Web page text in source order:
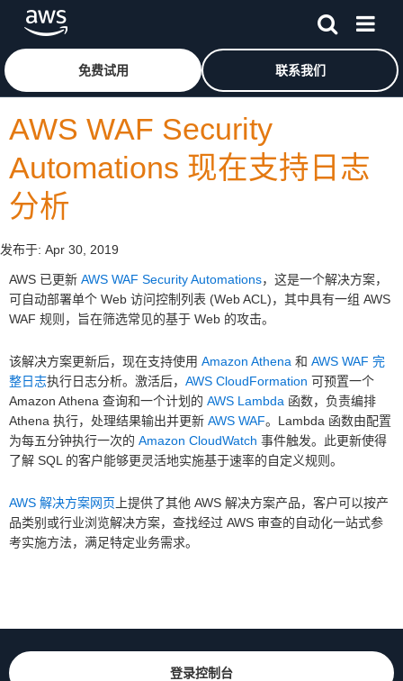
跳至主要内容
免费试用 联系我们
AWS WAF Security
Automations 现在支持日志
分析
发布于: Apr 30, 2019
AWS 已更新 AWS WAF Security Automations，这是一个解决方案，
可自动部署单个 Web 访问控制列表 (Web ACL)，其中具有一组 AWS
WAF 规则，旨在筛选常见的基于 Web 的攻击。
该解决方案更新后，现在支持使用 Amazon Athena 和 AWS WAF 完
整日志执行日志分析。激活后， AWS CloudFormation 可预置一个
Amazon Athena 查询和一个计划的 AWS Lambda 函数，负责编排
Athena 执行，处理结果输出并更新 AWS WAF。Lambda 函数由配置
为每五分钟执行一次的 Amazon CloudWatch 事件触发。此更新使得
了解 SQL 的客户能够更灵活地实施基于速率的自定义规则。
AWS 解决方案网页 上提供了其他 AWS 解决方案产品，客户可以按产
品类别或行业浏览解决方案，查找经过 AWS 审查的自动化一站式参
考实施方法，满足特定业务需求。
登录控制台